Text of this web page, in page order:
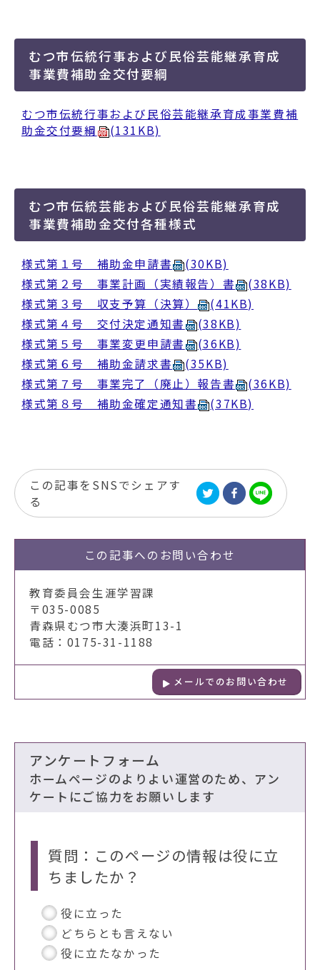
むつ市伝統行事および民俗芸能継承育成
事業費補助金交付要綱
むつ市伝統行事および民俗芸能継承育成事業費補
助金交付要綱
(131KB)
むつ市伝統芸能および民俗芸能継承育成
事業費補助金交付各種様式
様式第１号 補助金申請書
(30KB)
様式第２号 事業計画（実績報告）書
(38KB)
様式第３号 収支予算（決算）
(41KB)
様式第４号 交付決定通知書
(38KB)
様式第５号 事業変更申請書
(36KB)
様式第６号 補助金請求書
(35KB)
様式第７号 事業完了（廃止）報告書
(36KB)
様式第８号 補助金確定通知書
(37KB)
この記事をSNSでシェアす
る
この記事への お問い合わせ
教育委員会生涯学習課
〒035-0085
青森県むつ市大湊浜町13-1
電話：0175-31-1188
メールでのお問い合わせ
アンケートフォーム
ホームページのよりよい運営のため、アン
ケートにご協力をお願いします
質問：このページの情報は役に立
ちましたか？
役に立った
どちらとも言えない
役に立たなかった